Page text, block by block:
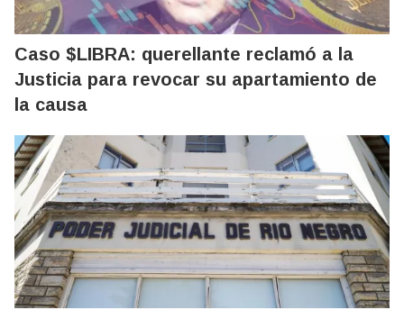
Caso $LIBRA: querellante reclamó a la
Justicia para revocar su apartamiento de
la causa